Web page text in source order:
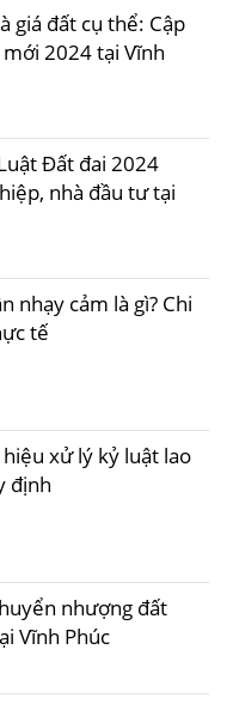
giá đất cụ thể: Cập
2024 tại Vĩnh
Đất đai 2024
nhà đầu tư tại
nhạy cảm là gì? Chi
tế
xử lý kỷ luật lao
định
nhượng đất
Vĩnh Phúc